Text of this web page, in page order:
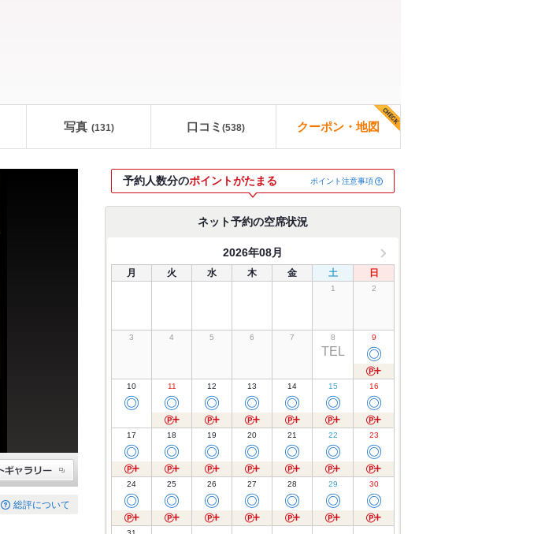
写真 (131) 口コミ (538) クーポン・地図
総評について
予約人数分のポイントがたまる ポイント注意事項
ネット予約の空席状況
2026年08月
月 火 水 木 金 土 日
1 2
3 4 5 6 7 8
TEL
9
◎
10
◎
11
◎
12
◎
13
◎
14
◎
15
◎
16
◎
17
◎
18
◎
19
◎
20
◎
21
◎
22
◎
23
◎
24
◎
25
◎
26
◎
27
◎
28
◎
29
◎
30
◎